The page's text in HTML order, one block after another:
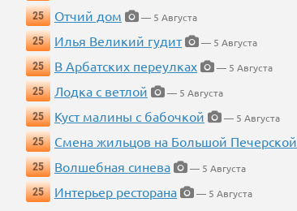
25
Отчий дом
— 5 Августа
25
Илья Великий гудит
— 5 Августа
25
В Арбатских переулках
— 5 Августа
25
Лодка с ветлой
— 5 Августа
25
Куст малины с бабочкой
— 5 Августа
25
Смена жильцов на Большой Печерской
25
Волшебная синева
— 5 Августа
25
Интерьер ресторана — 5 Августа